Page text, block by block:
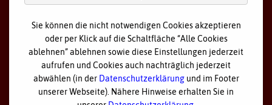
2026 Bayerisches Rotes Kreuz - Kreisverband Ostallgäu
Datenschutz
Cookie Einstellungen
Sie können die nicht notwendigen Cookies akzeptieren
oder per Klick auf die Schaltfläche “Alle Cookies
ablehnen” ablehnen sowie diese Einstellungen jederzeit
aufrufen und Cookies auch nachträglich jederzeit
abwählen (in der Datenschutzerklärungund im Footer
unserer Webseite). Nähere Hinweise erhalten Sie in